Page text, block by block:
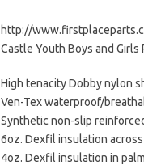
http://
Castle Youth Boys and Girls
High tenacity Dobby nylon
Ven-Tex waterproof/
Synthetic non-slip
6oz. Dexfil insulation
4oz. Dexfil insulation in palm